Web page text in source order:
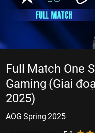
Full Match One
Gaming (Giai
2025)
AOG Spring 2025